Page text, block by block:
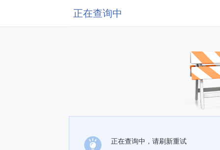
正在查询中
正在查询中，请刷新重试